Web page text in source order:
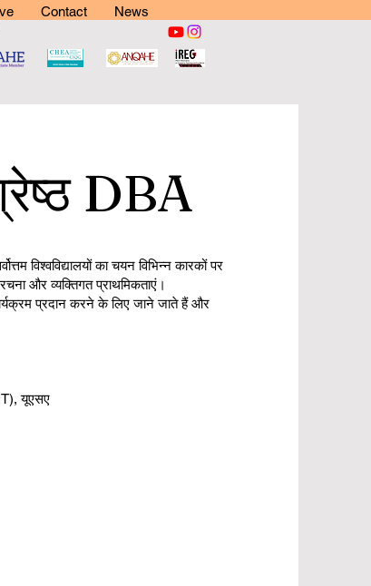
Contact News
DBA
विश्वविद्यालयों का चयन विभिन्न कारकों पर
और व्यक्तिगत प्राथमिकताएं।
कार्यक्रम प्रदान करने के लिए जाने जाते हैं और
यूएसए